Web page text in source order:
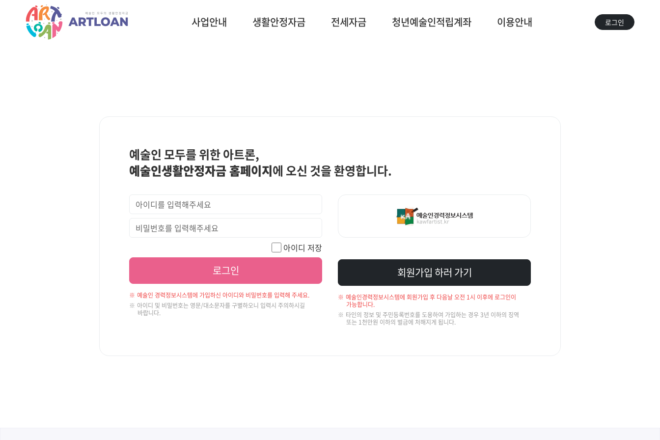
사업안내 생활안정자금 전세자금 청년예술인적립계좌 이용안내 로그인
예술인 모두를 위한 아트론,
예술인생활안정자금 홈페이지에 오신 것을 환영합니다.
아이디 저장
로그인
예술인 경력정보시스템에 가입하신 아이디와 비밀번호를 입력해 주세요.
아이디 및 비밀번호는 영문/대소문자를 구별하오니 입력시 주의하시길
바랍니다.
회원가입 하러 가기
예술인경력정보시스템에 회원가입 후 다음날 오전 1시 이후에 로그인이
가능합니다.
타인의 정보 및 주민등록번호를 도용하여 가입하는 경우 3년 이하의 징역
또는 1천만원 이하의 벌금에 처해지게 됩니다.